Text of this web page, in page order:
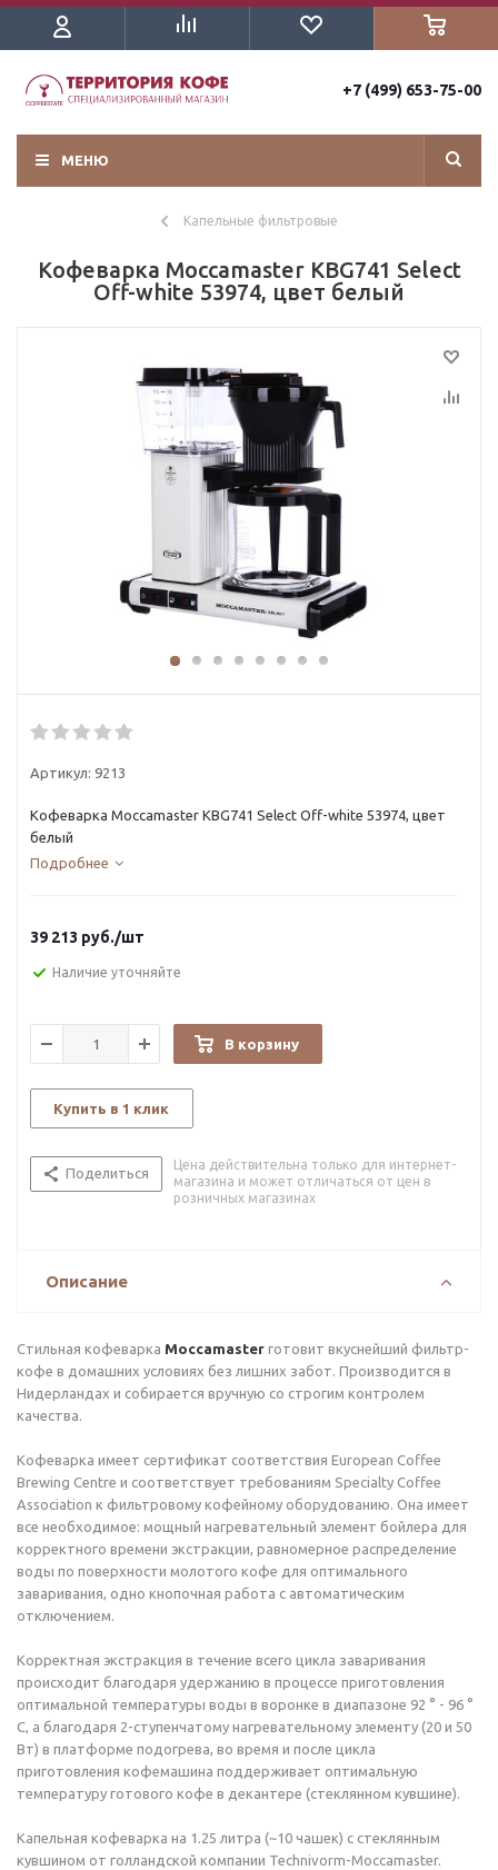
+7 (499) 653-75-00
МЕНЮ
Капельные фильтровые
Кофеварка Moccamaster KBG741 Select
Off-white 53974, цвет белый
Артикул: 9213
Кофеварка Moccamaster KBG741 Select Off-white 53974, цвет
белый
Подробнее
39 213 руб./шт
Наличие уточняйте
В корзину
Купить в 1 клик
Поделиться
Цена действительна только для интернет-
магазина и может отличаться от цен в
розничных магазинах
Описание
Стильная кофеварка Moccamaster готовит вкуснейший фильтр-
кофе в домашних условиях без лишних забот. Производится в
Нидерландах и собирается вручную со строгим контролем
качества.
Кофеварка имеет сертификат соответствия European Coffee
Brewing Centre и соответствует требованиям Specialty Coffee
Association к фильтровому кофейному оборудованию. Она имеет
все необходимое: мощный нагревательный элемент бойлера для
корректного времени экстракции, равномерное распределение
воды по поверхности молотого кофе для оптимального
заваривания, одно кнопочная работа с автоматическим
отключением.
Корректная экстракция в течение всего цикла заваривания
происходит благодаря удержанию в процессе приготовления
оптимальной температуры воды в воронке в диапазоне 92 ° - 96 °
C, а благодаря 2-ступенчатому нагревательному элементу (20 и 50
Вт) в платформе подогрева, во время и после цикла
приготовления кофемашина поддерживает оптимальную
температуру готового кофе в декантере (стеклянном кувшине).
Капельная кофеварка на 1.25 литра (~10 чашек) с стеклянным
кувшином от голландской компании Technivorm-Moccamaster.